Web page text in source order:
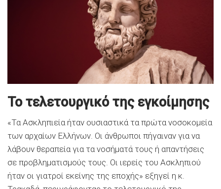
Το τελετουργικό της εγκοίμησης
«Τα Ασκληπιεία ήταν ουσιαστικά τα πρώτα νοσοκομεία
των αρχαίων Ελλήνων. Οι άνθρωποι πήγαιναν για να
λάβουν θεραπεία για τα νοσήματά τους ή απαντήσεις
σε προβληματισμούς τους. Οι ιερείς του Ασκληπιού
ήταν οι γιατροί εκείνης της εποχής» εξηγεί η κ.